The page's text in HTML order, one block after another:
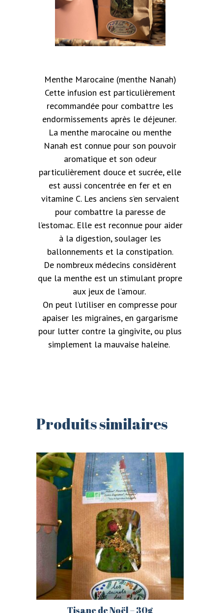
Menthe Marocaine (menthe Nanah)
Cette infusion est particulièrement
recommandée pour combattre les
endormissements après le déjeuner.
La menthe marocaine ou menthe
Nanah est connue pour son pouvoir
aromatique et son odeur
particulièrement douce et sucrée, elle
est aussi concentrée en fer et en
vitamine C. Les anciens s’en servaient
pour combattre la paresse de
l’estomac. Elle est reconnue pour aider
à la digestion, soulager les
ballonnements et la constipation.
De nombreux médecins considèrent
que la menthe est un stimulant propre
aux jeux de l’amour.
On peut l’utiliser en compresse pour
apaiser les migraines, en gargarisme
pour lutter contre la gingivite, ou plus
simplement la mauvaise haleine.
Produits similaires
Tisane de Noël – 30g
CONNEXION INSCRIPTION